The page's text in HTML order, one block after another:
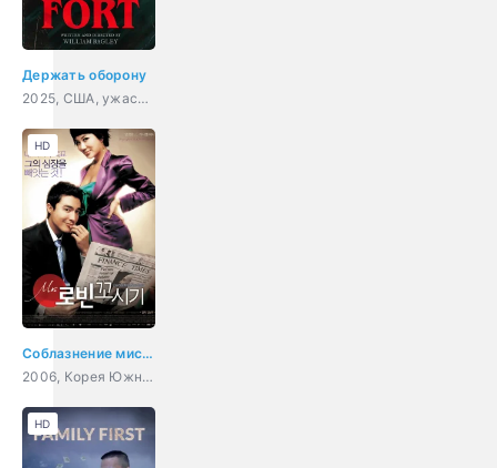
Держать оборону
2025, США, ужасы, комедия
Соблазнение мистера Совершенство
2006, Корея Южная, мелодрама, комедия
HD
HD